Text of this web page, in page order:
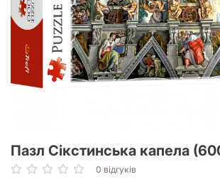
Пазл Сікстинська капела
0 відгуків